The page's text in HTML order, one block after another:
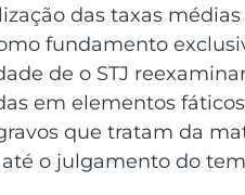
das taxas
fundamento
de o STJ
em elementos
que tratam da
o julgamento do